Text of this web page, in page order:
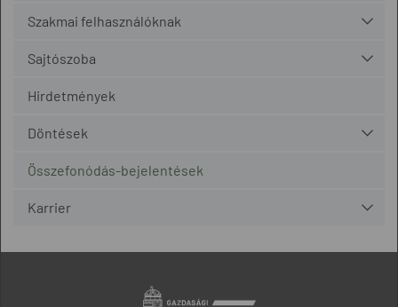
Szakmai felhasználóknak
Sajtószoba
Hirdetmények
Döntések
Összefonódás-bejelentések
Karrier